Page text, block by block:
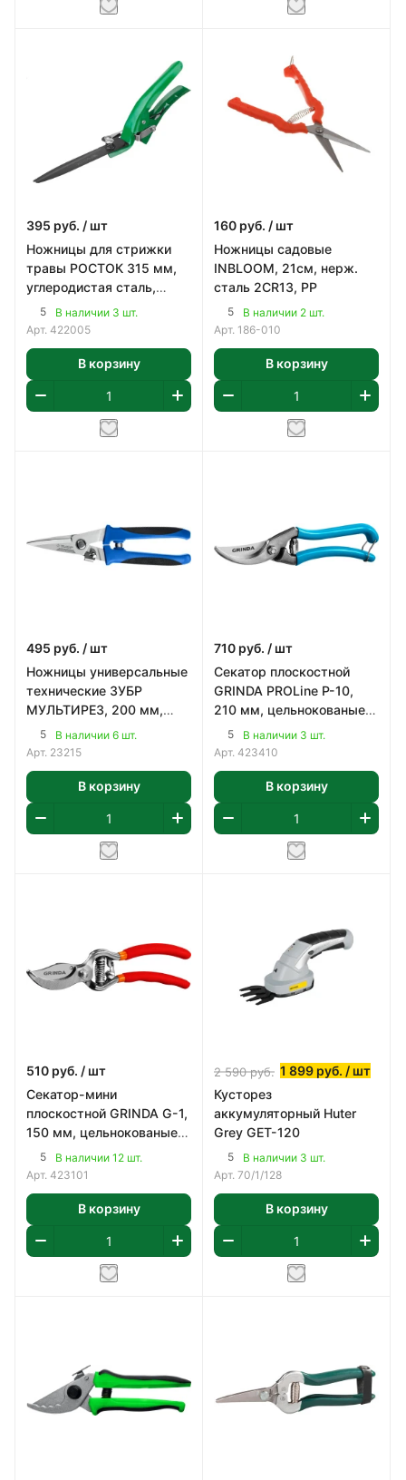
395 руб. / шт
Ножницы для стрижки
травы РОСТОК 315 мм,
углеродистая сталь,
закаленные лезвия,
стальные ручки (422
5
В наличии 3 шт.
Арт. 422005
В корзину
160 руб. / шт
Ножницы садовые
INBLOOM, 21см, нерж.
сталь 2CR13, PP
5
В наличии 2 шт.
Арт. 186-010
В корзину
495 руб. / шт
Ножницы универсальные
технические ЗУБР
МУЛЬТИРЕЗ, 200 мм,
Профессионал (23215)
5
В наличии 6 шт.
Арт. 23215
В корзину
710 руб. / шт
Секатор плоскостной
GRINDA PROLine P-10,
210 мм, цельнокованые
лезвия, стальные
рукоятки, покрытие
5
В наличии 3 шт.
Арт. 423410
В корзину
510 руб. / шт
Секатор-мини
плоскостной GRINDA G-1,
150 мм, цельнокованые
лезвия, стальные
рукоятки, покрытие ПВХ
5
В наличии 12 шт.
Арт. 423101
В корзину
2 590руб. 1 899 руб. / шт
Кусторез
аккумуляторный Huter
Grey GET-120
5
В наличии 3 шт.
Арт. 70/1/128
В корзину